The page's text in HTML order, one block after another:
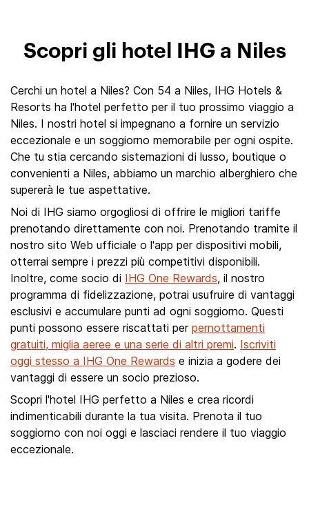
Scopri gli hotel IHG a Niles
Cerchi un hotel a Niles? Con 54 a Niles, IHG Hotels &
Resorts ha l'hotel perfetto per il tuo prossimo viaggio a
Niles. I nostri hotel si impegnano a fornire un servizio
eccezionale e un soggiorno memorabile per ogni ospite.
Che tu stia cercando sistemazioni di lusso, boutique o
convenienti a Niles, abbiamo un marchio alberghiero che
supererà le tue aspettative.
Noi di IHG siamo orgogliosi di offrire le migliori tariffe
prenotando direttamente con noi. Prenotando tramite il
nostro sito Web ufficiale o l'app per dispositivi mobili,
otterrai sempre i prezzi più competitivi disponibili.
Inoltre, come socio di IHG One Rewards, il nostro
programma di fidelizzazione, potrai usufruire di vantaggi
esclusivi e accumulare punti ad ogni soggiorno. Questi
punti possono essere riscattati per pernottamenti
gratuiti, miglia aeree e una serie di altri premi. Iscriviti
oggi stesso a IHG One Rewards e inizia a godere dei
vantaggi di essere un socio prezioso.
Scopri l'hotel IHG perfetto a Niles e crea ricordi
indimenticabili durante la tua visita. Prenota il tuo
soggiorno con noi oggi e lasciaci rendere il tuo viaggio
eccezionale.